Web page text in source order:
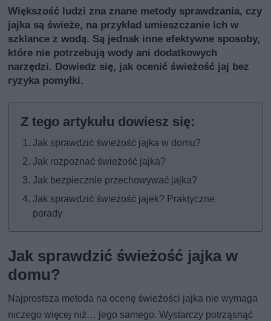
Większość ludzi zna znane metody sprawdzania, czy
jajka są świeże, na przykład umieszczanie ich w
szklance z wodą. Są jednak inne efektywne sposoby,
które nie potrzebują wody ani dodatkowych
narzędzi. Dowiedz się, jak ocenić świeżość jaj bez
ryzyka pomyłki.
Jak sprawdzić świeżość jajka w domu?
Jak rozpoznać świeżość jajka?
Jak bezpiecznie przechowywać jajka?
Jak sprawdzić świeżość jajek? Praktyczne
porady
Jak sprawdzić świeżość jajka w
domu?
Najprostsza metoda na ocenę świeżości jajka nie wymaga
niczego więcej niż… jego samego. Wystarczy potrząsnąć